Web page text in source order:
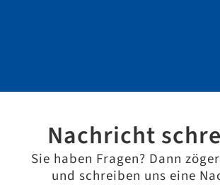
Nachricht
Sie haben Fragen? Dann
und schreiben uns eine